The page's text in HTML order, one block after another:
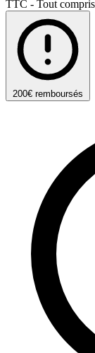
TTC - Tout compris
200€ remboursés